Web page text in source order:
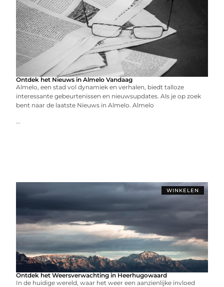
Ontdek het Nieuws in Almelo Vandaag
Almelo, een stad vol dynamiek en verhalen, biedt talloze
interessante gebeurtenissen en nieuwsupdates. Als je op zoek
bent naar de laatste Nieuws in Almelo. Almelo
...
WINKELEN
Ontdek het Weersverwachting in Heerhugowaard
In de huidige wereld, waar het weer een aanzienlijke invloed